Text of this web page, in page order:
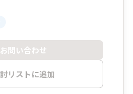
お問い合わせ
リストに追加